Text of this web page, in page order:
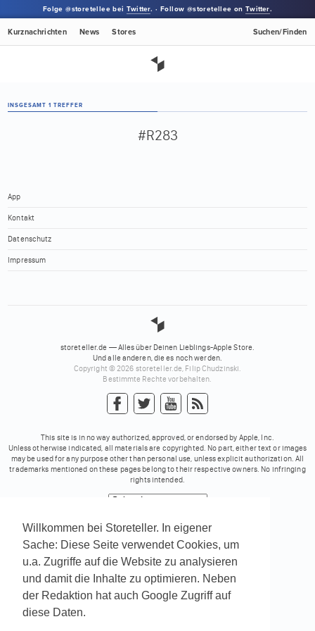
Willkommen bei Storeteller. In eigener
Sache: Diese Seite verwendet Cookies, um
u.a. Zugriffe auf die Website zu analysieren
und damit die Inhalte zu optimieren. Neben
der Redaktion hat auch Google Zugriff auf
diese Daten.
Folge @storetellee beiTwitter. · Follow @storetellee onTwitter.
Kurznachrichten News Stores Suchen/Finden
INSGESAMT 1 TREFFER
#R283
App
Kontakt
Datenschutz
Impressum
storeteller.de — Alles über Deinen Lieblings-Apple Store.
Und alle anderen, die es noch werden.
Copyright © 2026 storeteller.de, Filip Chudzinski.
Bestimmte Rechte vorbehalten.
This site is in no way authorized, approved, or endorsed by Apple, Inc.
Unless otherwise indicated, all materials are copyrighted. No part, either text or images
may be used for any purpose other than personal use, unless explicit authorization. All
trademarks mentioned on these pages belong to their respective owners. No infringing
rights intended.